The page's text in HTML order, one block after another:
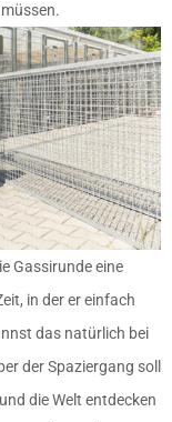
Gassirunde eine
in der er einfach
das natürlich bei
der Spaziergang soll
die Welt entdecken